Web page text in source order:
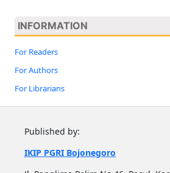
INFORMATION
For Readers
For Authors
For Librarians
Published by:
IKIP PGRI Bojonegoro